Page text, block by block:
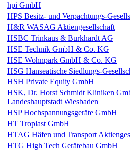
hpi GmbH
HPS Besitz- und Verpachtungs-
H&R WASAG Aktiengesellschaft
HSBC Trinkaus & Burkhardt AG
HSE Technik GmbH & Co. KG
HSE Wohnpark GmbH & Co. KG
HSG Hanseatische Siedlungs-
HSH Private Equity GmbH
HSK, Dr. Horst Schmidt Kliniken
Landeshauptstadt Wiesbaden
HSP Hochspannungsgeräte GmbH
HT Troplast GmbH
HTAG Häfen und Transport
HTG High Tech Gerätebau GmbH